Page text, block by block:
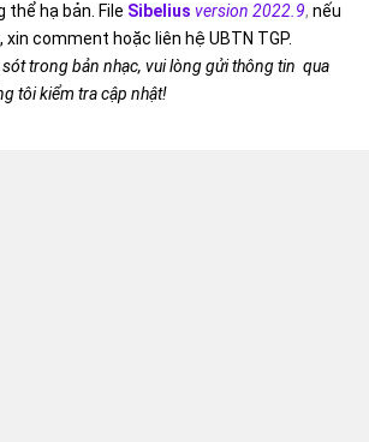
thể hạ bản. File Sibelius version 2022.9, nếu
comment hoặc liên hệ UBTN TGP.
sót trong bản nhạc, vui lòng gửi thông tin qua
tôi kiểm tra cập nhật!